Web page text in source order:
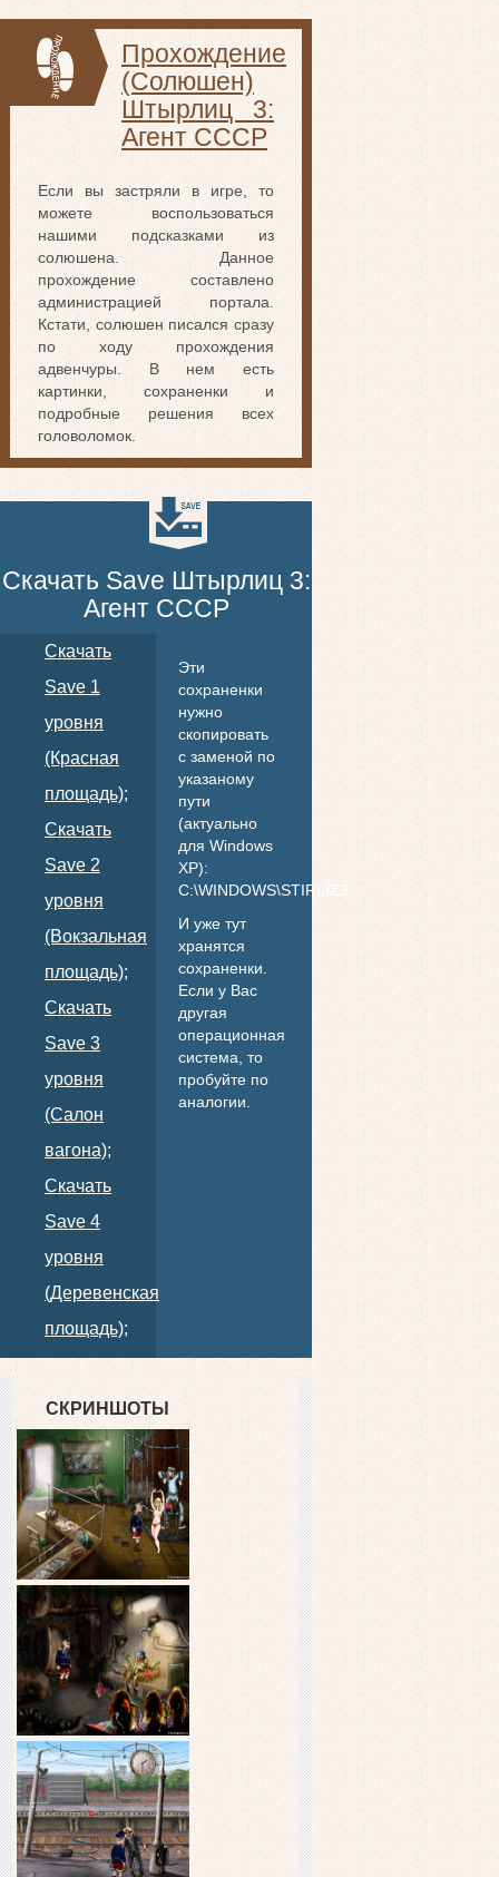
Прохождение
(Солюшен)
Штырлиц 3:
Агент СССР
Если вы застряли в игре, то
можете воспользоваться
нашими подсказками из
солюшена. Данное
прохождение составлено
администрацией портала.
Кстати, солюшен писался сразу
по ходу прохождения
адвенчуры. В нем есть
картинки, сохраненки и
подробные решения всех
головоломок.
Скачать Save Штырлиц 3:
Агент СССР
Скачать
Save 1
уровня
(Красная
площадь);
Скачать
Save 2
уровня
(Вокзальная
площадь);
Скачать
Save 3
уровня
(Салон
вагона);
Скачать
Save 4
уровня
(Деревенская
площадь);
Эти
сохраненки
нужно
скопировать
с заменой по
указаному
пути
(актуально
для Windows
ХР):
C:\WINDOWS\STIRLIZ3
И уже тут
хранятся
сохраненки.
Если у Вас
другая
операционная
система, то
пробуйте по
аналогии.
СКРИНШОТЫ